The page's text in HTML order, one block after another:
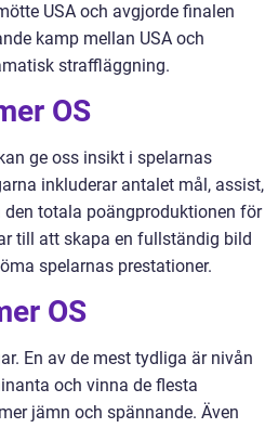
USA och avgjorde finalen
kamp mellan USA och
straffläggning.
OS
ge oss insikt i spelarnas
inkluderar antalet mål, assist,
totala poängproduktionen för
till att skapa en fullständig bild
spelarnas prestationer.
OS
En av de mest tydliga är nivån
och vinna de flesta
jämn och spännande. Även